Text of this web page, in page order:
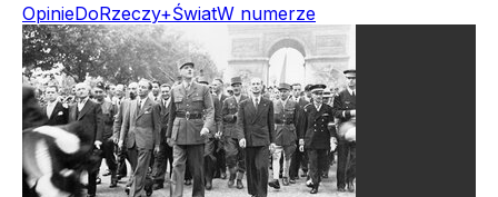
OpinieDoRzeczy+ŚwiatW numerze